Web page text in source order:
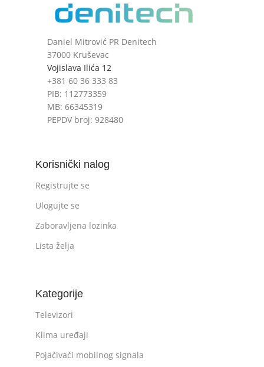
Daniel Mitrović PR Denitech
37000 Kruševac
Vojislava Ilića 12
+381 60 36 333 83
PIB: 112773359
MB: 66345319
PEPDV broj: 928480
Korisnički nalog
Registrujte se
Ulogujte se
Zaboravljena lozinka
Lista želja
Kategorije
Televizori
Klima uređaji
Pojačivači mobilnog signala